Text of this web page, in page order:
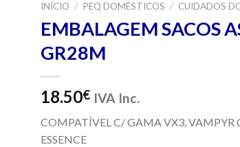
INÍCIO / PEQ DOMÉSTICOS / CUIDADOS
EMBALAGEM SACOS
GR28M
18.50€ IVA Inc.
COMPATÍVEL C/ GAMA VX3, VAMPYR
ESSENCE